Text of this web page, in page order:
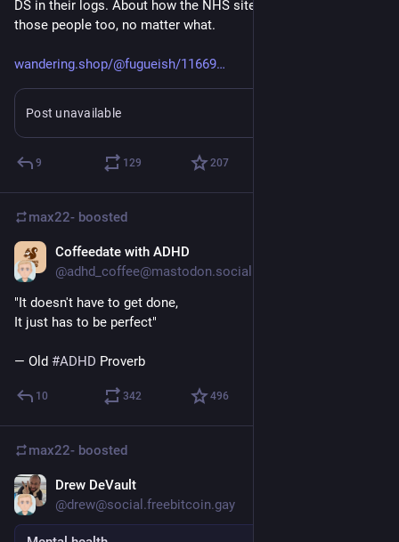
DS in their logs. About how the NHS site had to work for
those people too, no matter what.
wandering.shop/@fugueish/11669
Post unavailable
9 129 207
max22- boosted
Coffeedate with ADHD
@adhd_coffee@mastodon.social
"It doesn't have to get done,
It just has to be perfect"
— Old #ADHD Proverb
10 342 496
max22- boosted
Drew DeVault
@drew@social.freebitcoin.gay